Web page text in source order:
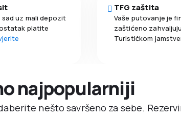
uz mali depozit
platite
TFG zaštita
Vaše putovanje je
zaštićeno
Turističkom
najpopularniji
nešto savršeno za sebe.